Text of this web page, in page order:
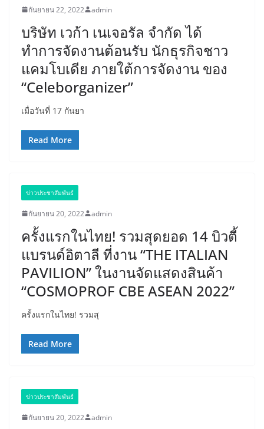
กันยายน 22, 2022 admin
บริษัท เวก้า เนเจอรัล จำกัด ได้
ทำการจัดงานต้อนรับ นักธุรกิจชาว
แคมโบเดีย ภายใต้การจัดงาน ของ
“Celeborganizer”
เมื่อวันที่ 17 กันยา
Read More
ข่าวประชาสัมพันธ์
กันยายน 20, 2022 admin
ครั้งแรกในไทย! รวมสุดยอด 14 บิวตี้
แบรนด์อิตาลี ที่งาน “THE ITALIAN
PAVILION” ในงานจัดแสดงสินค้า
“COSMOPROF CBE ASEAN 2022”
ครั้งแรกในไทย! รวมสุ
Read More
ข่าวประชาสัมพันธ์
กันยายน 20, 2022 admin